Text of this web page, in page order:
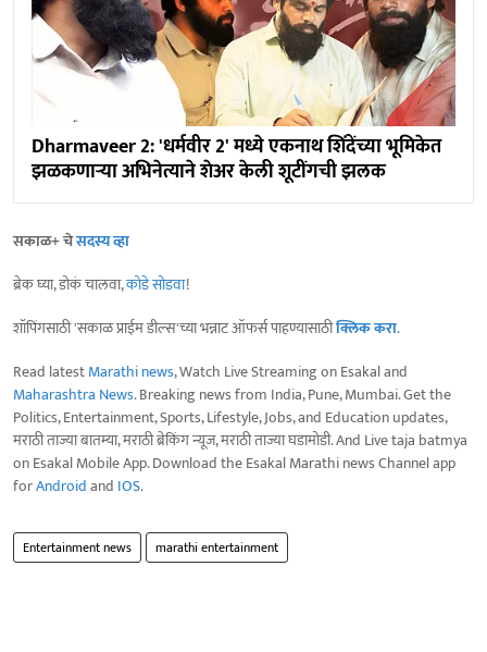
Dharmaveer 2: 'धर्मवीर 2' मध्ये एकनाथ शिंदेंच्या भूमिकेत
झळकणाऱ्या अभिनेत्याने शेअर केली शूटींगची झलक
सकाळ+ चेसदस्य व्हा
ब्रेक घ्या, डोकं चालवा,कोडे सोडवा!
शॉपिंगसाठी 'सकाळ प्राईम डील्स'च्या भन्नाट ऑफर्स पाहण्यासाठीक्लिक करा.
Read latestMarathi news, Watch Live Streaming on Esakal and
Maharashtra News. Breaking news from India, Pune, Mumbai. Get the
Politics, Entertainment, Sports, Lifestyle, Jobs, and Education updates,
मराठी ताज्या बातम्या, मराठी ब्रेकिंग न्यूज, मराठी ताज्या घडामोडी. And Live taja batmya
on Esakal Mobile App. Download the Esakal Marathi news Channel app
forAndroidand IOS.
Entertainment news marathi entertainment